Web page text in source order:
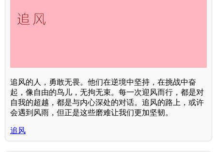
追风的人，勇敢无畏。他们在逆境中坚持，在挑战中奋
起，像自由的鸟儿，无拘无束。每一次迎风而行，都是对
自我的超越，都是与内心深处的对话。追风的路上，或许
会遇到风雨，但正是这些磨难让我们更加坚韧。
追风